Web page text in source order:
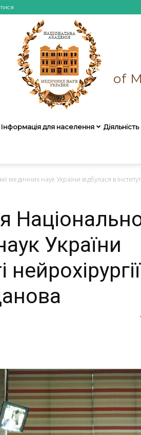
України
Інформація для населення Діяльність
наук України відбулася в
України
нейрохірургії